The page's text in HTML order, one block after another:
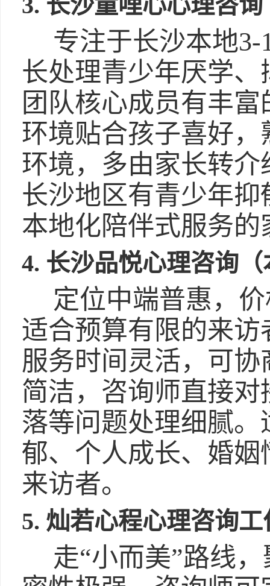
专注于长沙本地
长处理青少年厌学
团队核心成员有丰
环境贴合孩子喜好
环境，多由家长转
长沙地区有青少年
本地化陪伴式服务的
4. 长沙品悦心理咨询
定位中端普惠，
适合预算有限的来
服务时间灵活，可
简洁，咨询师直接
落等问题处理细腻
郁、个人成长、婚
来访者。
5. 灿若心程心理咨询
走“小而美”路线